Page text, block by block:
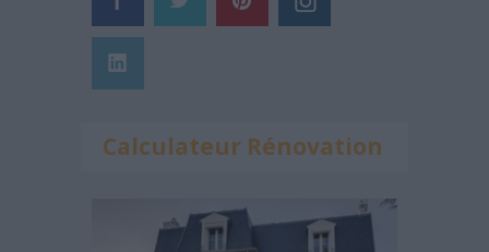
Calculateur Rénovation